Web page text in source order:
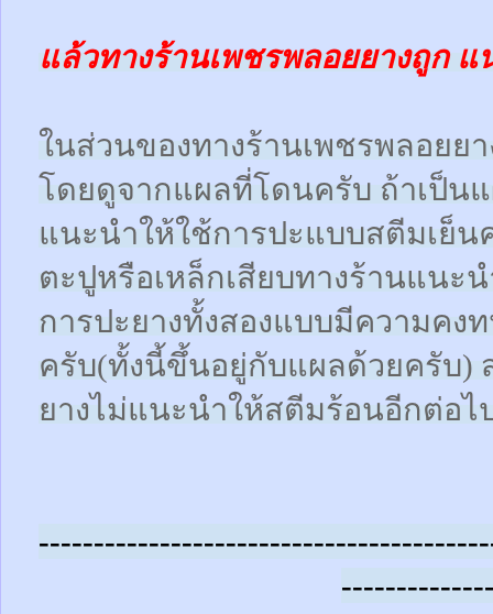
แล้วทางร้านเพชรพลอยยางถูก
ในส่วนของทางร้านเพชรพลอยย
โดยดูจากแผลที่โดนครับ ถ้าเป็น
แนะนำให้ใช้การปะแบบสตีมเย็
ตะปูหรือเหล็กเสียบทางร้านแนะ
การปะยางทั้งสองแบบมีความคง
ครับ(ทั้งนี้ขึ้นอยู่กับแผลด้วยครับ)
ยางไม่แนะนำให้สตีมร้อนอีกต่อไ